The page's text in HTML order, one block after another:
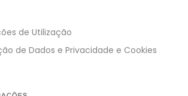
de Utilização
de Dados e Privacidade e Cookies